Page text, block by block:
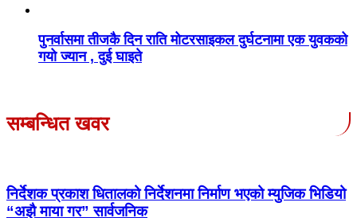
पुनर्वासमा तीजकै दिन राति मोटरसाइकल दुर्घटनामा एक युवकको
गयो ज्यान , दुई घाइते
सम्बन्धित खवर
निर्देशक प्रकाश धितालको निर्देशनमा निर्माण भएको म्युजिक भिडियो
“अझै माया गर” सार्वजनिक